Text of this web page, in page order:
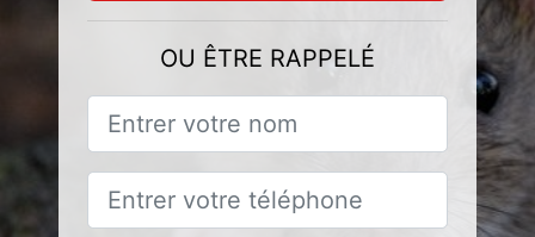
OU ÊTRE RAPPELÉ